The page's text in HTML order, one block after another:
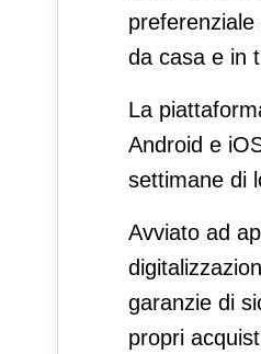
da casa e in
La
Android e
settimane di
Avviato ad
garanzie di
propri